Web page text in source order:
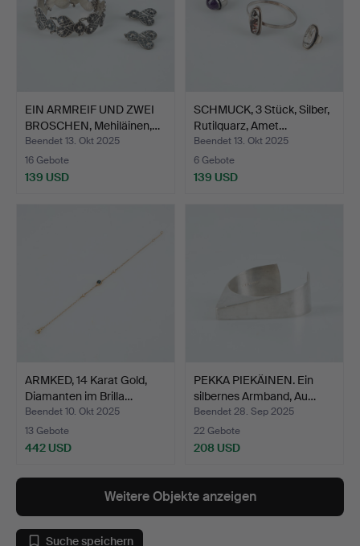
EIN ARMREIF UND ZWEI
BROSCHEN, Mehiläinen,…
Beendet 13. Okt 2025
16 Gebote
139 USD
SCHMUCK, 3 Stück, Silber,
Rutilquarz, Amet…
Beendet 13. Okt 2025
6 Gebote
139 USD
ARMKED, 14 Karat Gold,
Diamanten im Brilla…
Beendet 10. Okt 2025
13 Gebote
442 USD
PEKKA PIEKÄINEN. Ein
silbernes Armband, Au…
Beendet 28. Sep 2025
22 Gebote
208 USD
Weitere Objekte anzeigen
Suche speichern